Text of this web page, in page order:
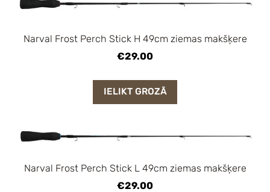
Narval Frost Perch Stick H 49cm ziemas makšķere
€29.00
IELIKT GROZĀ
Narval Frost Perch Stick L 49cm ziemas makšķere
€29.00